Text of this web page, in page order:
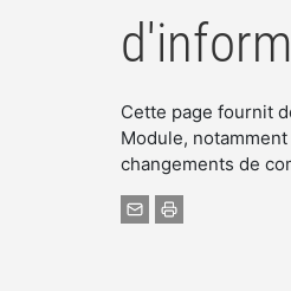
Cette page fournit
Module,
changements de